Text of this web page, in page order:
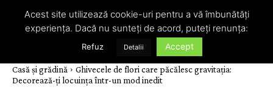
Casă și grădină
Ghivecele de flori care păcălesc gravitația:
Decorează-ți locuința într-un mod inedit
Acest site utilizează cookie-uri pentru a vă îmbunătăți
experiența. Dacă nu sunteți de acord, puteți renunța:
Refuz Detalii Accept